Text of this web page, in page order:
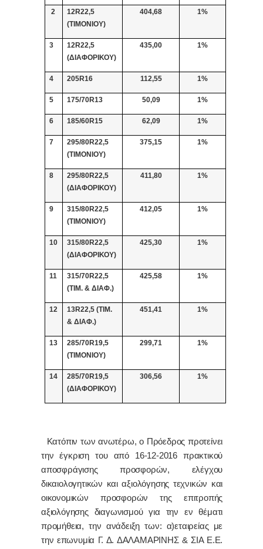
2
12R22,5
(ΤΙΜΟΝΙΟΥ)
404,68 1%
3
12R22,5
(ΔΙΑΦΟΡΙΚΟΥ)
435,00 1%
4 205R16 112,55 1%
5 175/70R13 50,09 1%
6 185/60R15 62,09 1%
7
295/80R22,5
(ΤΙΜΟΝΙΟΥ)
375,15 1%
8
295/80R22,5
(ΔΙΑΦΟΡΙΚΟΥ)
411,80 1%
9
315/80R22,5
(ΤΙΜΟΝΙΟΥ)
412,05 1%
10
315/80R22,5
(ΔΙΑΦΟΡΙΚΟΥ)
425,30 1%
11
315/70R22,5
(ΤΙΜ. & ΔΙΑΦ.)
425,58 1%
12 13R22,5 (ΤΙΜ.
& ΔΙΑΦ.)
451,41 1%
13
285/70R19,5
(ΤΙΜΟΝΙΟΥ)
299,71 1%
14
285/70R19,5
(ΔΙΑΦΟΡΙΚΟΥ)
306,56 1%
Κατόπιν των ανωτέρω, ο Πρόεδρος προτείνει
την έγκριση του από 16-12-2016 πρακτικού
αποσφράγισης προσφορών, ελέγχου
δικαιολογητικών και αξιολόγησης τεχνικών και
οικονομικών προσφορών της επιτροπής
αξιολόγησης διαγωνισμού για την εν θέματι
προμήθεια, την ανάδειξη των: α)εταιρείας με
την επωνυμία Γ. Δ. ΔΑΛΑΜΑΡΙΝΗΣ & ΣΙΑ Ε.Ε.